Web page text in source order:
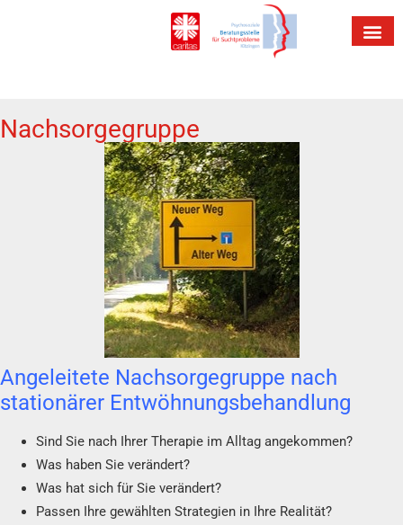
Nachsorgegruppe
Angeleitete Nachsorgegruppe nach
stationärer Entwöhnungsbehandlung
Sind Sie nach Ihrer Therapie im Alltag angekommen?
Was haben Sie verändert?
Was hat sich für Sie verändert?
Passen Ihre gewählten Strategien in Ihre Realität?